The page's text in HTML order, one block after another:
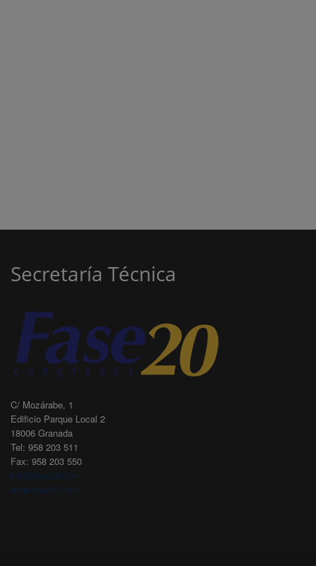
Secretaría Técnica
C/ Mozárabe, 1
Edificio Parque Local 2
18006 Granada
Tel: 958 203 511
Fax: 958 203 550
info@fase20.com
www.fase20.com